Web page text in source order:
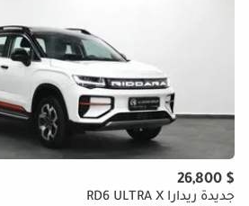
$ 26,800
جديدة ريدارا RD6 ULTRA X